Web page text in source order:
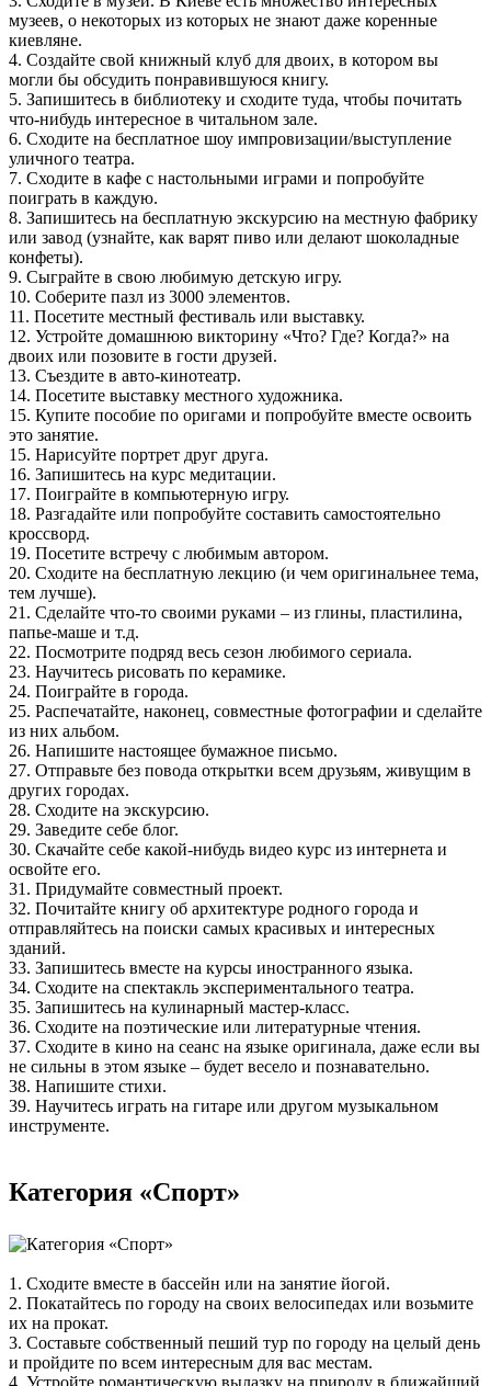
музеев, о некоторых из которых не знают даже коренные
киевляне.
4. Создайте свой книжный клуб для двоих, в котором вы
могли бы обсудить понравившуюся книгу.
5. Запишитесь в библиотеку и сходите туда, чтобы почитать
что-нибудь интересное в читальном зале.
6. Сходите на бесплатное шоу импровизации/выступление
уличного театра.
7. Сходите в кафе с настольными играми и попробуйте
поиграть в каждую.
8. Запишитесь на бесплатную экскурсию на местную фабрику
или завод (узнайте, как варят пиво или делают шоколадные
конфеты).
9. Сыграйте в свою любимую детскую игру.
10. Соберите пазл из 3000 элементов.
11. Посетите местный фестиваль или выставку.
12. Устройте домашнюю викторину «Что? Где? Когда?» на
двоих или позовите в гости друзей.
13. Съездите в авто-кинотеатр.
14. Посетите выставку местного художника.
15. Купите пособие по оригами и попробуйте вместе освоить
это занятие.
15. Нарисуйте портрет друг друга.
16. Запишитесь на курс медитации.
17. Поиграйте в компьютерную игру.
18. Разгадайте или попробуйте составить самостоятельно
кроссворд.
19. Посетите встречу с любимым автором.
20. Сходите на бесплатную лекцию (и чем оригинальнее тема,
тем лучше).
21. Сделайте что-то своими руками – из глины, пластилина,
папье-маше и т.д.
22. Посмотрите подряд весь сезон любимого сериала.
23. Научитесь рисовать по керамике.
24. Поиграйте в города.
25. Распечатайте, наконец, совместные фотографии и сделайте
из них альбом.
26. Напишите настоящее бумажное письмо.
27. Отправьте без повода открытки всем друзьям, живущим в
других городах.
28. Сходите на экскурсию.
29. Заведите себе блог.
30. Скачайте себе какой-нибудь видео курс из интернета и
освойте его.
31. Придумайте совместный проект.
32. Почитайте книгу об архитектуре родного города и
отправляйтесь на поиски самых красивых и интересных
зданий.
33. Запишитесь вместе на курсы иностранного языка.
34. Сходите на спектакль экспериментального театра.
35. Запишитесь на кулинарный мастер-класс.
36. Сходите на поэтические или литературные чтения.
37. Сходите в кино на сеанс на языке оригинала, даже если вы
не сильны в этом языке – будет весело и познавательно.
38. Напишите стихи.
39. Научитесь играть на гитаре или другом музыкальном
инструменте.
Категория «Спорт»
1. Сходите вместе в бассейн или на занятие йогой.
2. Покатайтесь по городу на своих велосипедах или возьмите
их на прокат.
3. Составьте собственный пеший тур по городу на целый день
и пройдите по всем интересным для вас местам.